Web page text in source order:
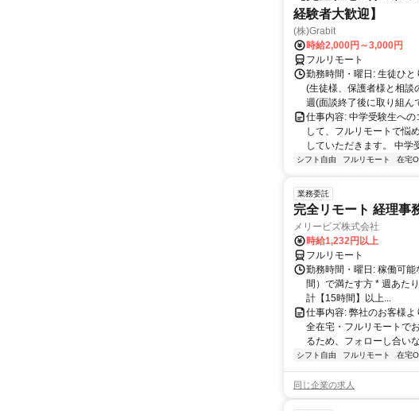
経験者大歓迎】
(株)Grabit
時給2,000円～3,000円
フルリモート
勤務時間・曜日: 生徒ひ
(生徒様、保護者様と相談
週(面談終了後に取り組ん
仕事内容: 中学受験生へ
して、フルリモートで悩
していただきます。 中学
シフト自由 フルリモート 在宅
業務委託
完全リモート 経理事
メリービズ株式会社
時給1,232円以上
フルリモート
勤務時間・曜日: 稼働可
間）で満たす方 * 週あた
計【15時間】以上...
仕事内容: 弊社のお客様
全在宅・フルリモートで
るため、フォローし合い
シフト自由 フルリモート 在宅
同じ企業の求人